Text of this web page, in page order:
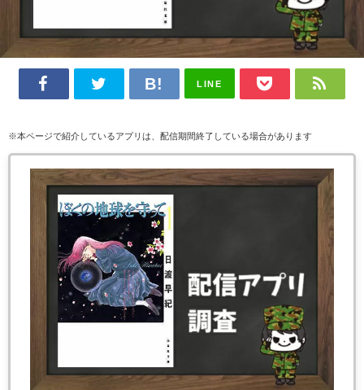
LINE
※本ページで紹介しているアプリは、配信期間終了している場合があります